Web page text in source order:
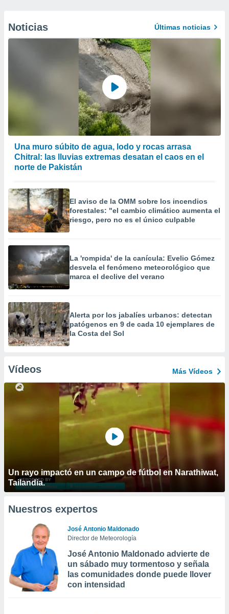
Noticias Últimas noticias
Una muro súbito de agua, lodo y rocas arrasa
Chitral: las lluvias extremas desatan el caos en el
norte de Pakistán
El aviso de la OMM sobre los incendios
forestales: "el cambio climático aumenta el
riesgo, pero no es el único culpable
La 'rompida' de la canícula: Evelio Gómez
desvela el fenómeno meteorológico que
marca el declive del verano
Alerta por los jabalíes urbanos: detectan
patógenos en 9 de cada 10 ejemplares de
la Costa del Sol
Vídeos Más Vídeos
Un rayo impactó en un campo de fútbol en Narathiwat,
Tailandia.
Nuestros expertos
José Antonio Maldonado
Director de Meteorología
José Antonio Maldonado advierte de
un sábado muy tormentoso y señala
las comunidades donde puede llover
con intensidad